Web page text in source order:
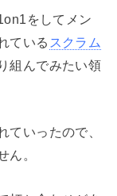
をしてメン
ている スクラム
組んでみたい領
ていったので、
ん。